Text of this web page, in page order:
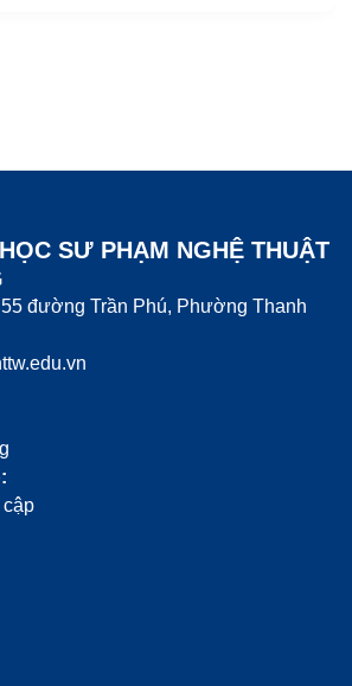
SƯ PHẠM NGHỆ THUẬT
đường Trần Phú, Phường Thanh